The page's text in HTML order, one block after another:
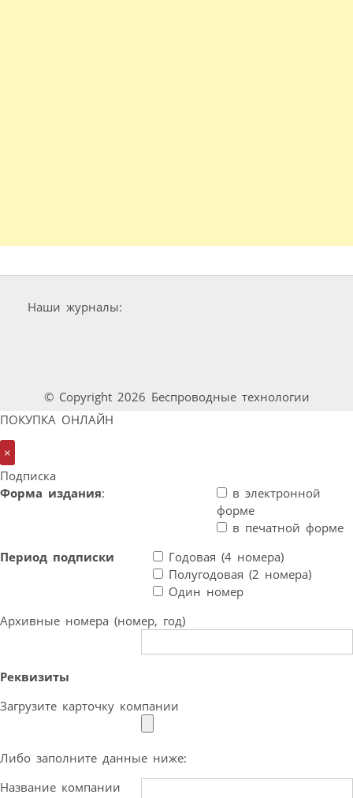
Наши журналы:
© Copyright 2026 Беспроводные технологии
ПОКУПКА ОНЛАЙН
×
Подписка
Форма издания:
в электронной
форме
в печатной форме
Период подписки
Годовая (4 номера)
Полугодовая (2 номера)
Один номер
Архивные номера (номер, год)
Реквизиты
Загрузите карточку компании
Либо заполните данные ниже:
Название компании